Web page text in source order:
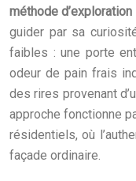
méthode
guider par sa
faibles : une porte
odeur de pain frais
des rires provenant
approche fonctionne
résidentiels, où
façade ordinaire.